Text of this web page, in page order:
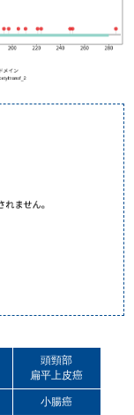
頭頸部
扁平上皮癌
小腸癌